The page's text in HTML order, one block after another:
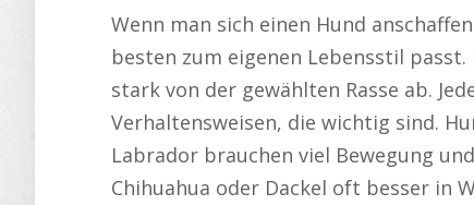
Wenn man sich einen Hund
besten zum eigenen Lebensstil
stark von der gewählten Rasse ab.
Verhaltensweisen, die wichtig sind.
Labrador brauchen viel Bewegung
Chihuahua oder Dackel oft besser in